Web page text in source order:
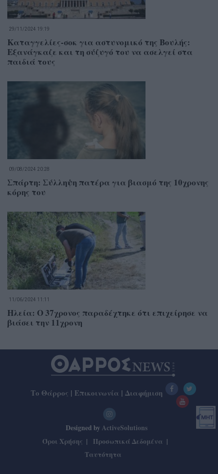
29/11/2024 19:19
Καταγγελίες-σοκ για αστυνομικό της Βουλής:
Εξανάγκαζε και τη σύζυγό του να ασελγεί στα
παιδιά τους
09/08/2024 20:28
Σπάρτη: Σύλληψη πατέρα για βιασμό της 10χρονης
κόρης του
11/06/2024 11:11
Ηλεία: Ο 37χρονος παραδέχτηκε ότι επιχείρησε να
βιάσει την 11χρονη
Το Θάρρος | Επικοινωνία | Διαφήμιση
Designed by ActiveSolutions
Όροι Χρήσης
Προσωπικά Δεδομένα
Ταυτότητα